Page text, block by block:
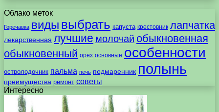
Облако меток
Горечавка виды выбрать капуста крестовник лапчатка
лекарственная лучшие молочай обыкновенная
обыкновенный орех основные особенности
остролодочник пальма печь подмаренник полынь
преимущества ремонт советы
Интересно